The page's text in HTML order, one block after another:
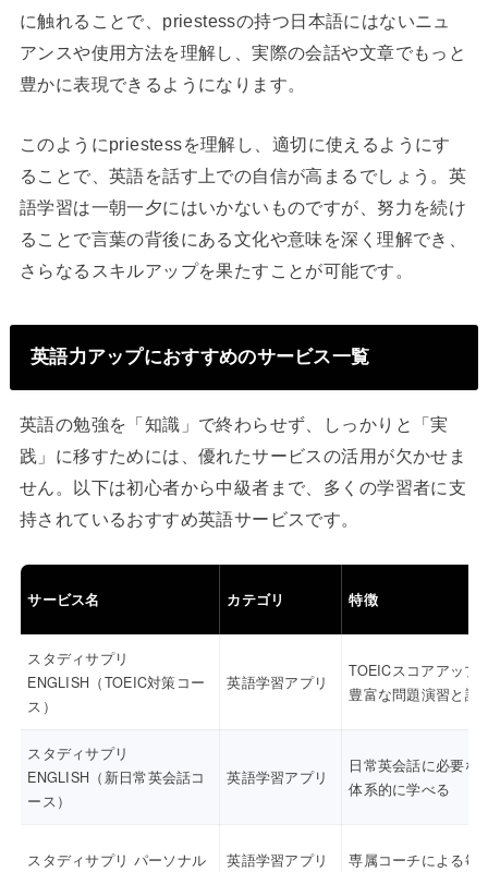
に触れることで、priestessの持つ日本語にはないニュ
アンスや使用方法を理解し、実際の会話や文章でもっと
豊かに表現できるようになります。
このようにpriestessを理解し、適切に使えるようにす
ることで、英語を話す上での自信が高まるでしょう。英
語学習は一朝一夕にはいかないものですが、努力を続け
ることで言葉の背後にある文化や意味を深く理解でき、
さらなるスキルアップを果たすことが可能です。
英語力アップにおすすめのサービス一覧
英語の勉強を「知識」で終わらせず、しっかりと「実
践」に移すためには、優れたサービスの活用が欠かせま
せん。以下は初心者から中級者まで、多くの学習者に支
持されているおすすめ英語サービスです。
サービス名 カテゴリ 特徴
スタディサプリ
ENGLISH（TOEIC対策コー
ス）
英語学習アプリ
TOEICスコアアップ
豊富な問題演習と講
スタディサプリ
ENGLISH（新日常英会話コ
ース）
英語学習アプリ
日常英会話に必要な
体系的に学べる
スタディサプリ パーソナル
英語学習アプリ
専属コーチによる毎